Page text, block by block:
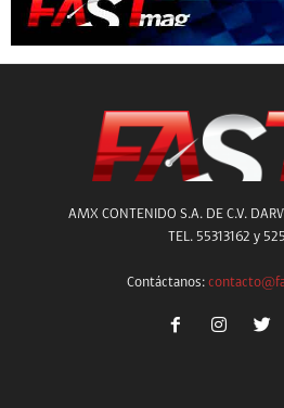
AMX CONTENIDO S.A. DE C.V.
TEL. 55313162 y
Contáctanos: